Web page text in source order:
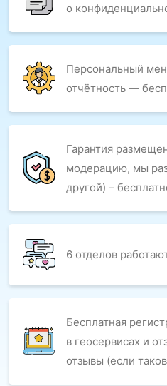
о
Персональный
отчётность —
Гарантия
модерацию, мы
другой) –
6 отделов
Бесплатная
в геосервисах и
отзывы (если